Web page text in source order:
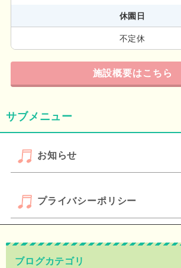
休園日
不定休
施設概要はこちら
サブメニュー
お知らせ
プライバシーポリシー
ブログカテゴリ